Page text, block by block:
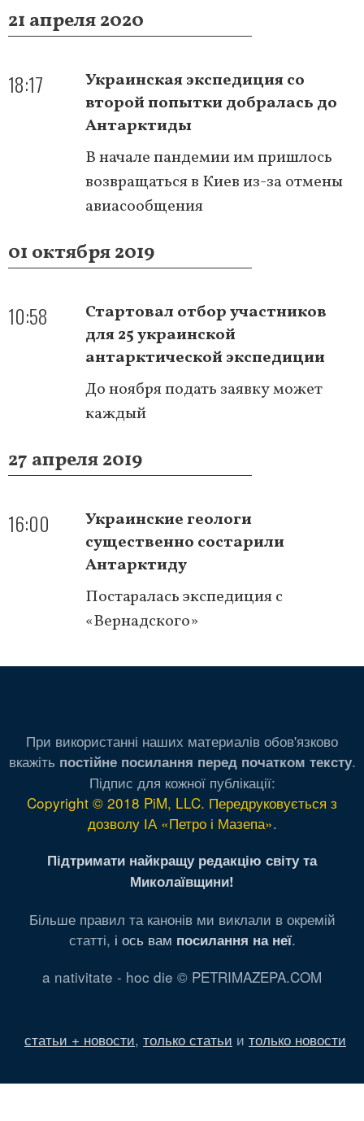
21 апреля 2020
18:17
Украинская экспедиция со
второй попытки добралась до
Антарктиды
В начале пандемии им пришлось
возвращаться в Киев из-за отмены
авиасообщения
01 октября 2019
10:58
Стартовал отбор участников
для 25 украинской
антарктической экспедиции
До ноября подать заявку может
каждый
27 апреля 2019
16:00
Украинские геологи
существенно состарили
Антарктиду
Постаралась экспедиция с
«Вернадского»
При використанні наших материалів обов'язково
вкажіть постійне посилання перед початком тексту.
Підпис для кожної публікації:
Copyright © 2018 PiM, LLC. Передруковується з
дозволу ІА «Петро і Мазепа».
Підтримати найкращу редакцію світу та
Миколаївщини!
Більше правил та канонів ми виклали в окремій
статті, і ось вам посилання на неї.
a nativitate - hoc die © PETRIMAZEPA.COM
статьи + новости, только статьи и только новости